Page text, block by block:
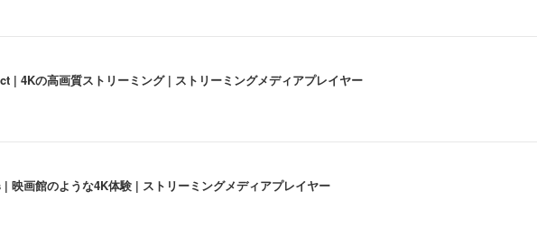
4Kの高画質ストリーミング | ストリーミングメディアプレイヤー
画館のような4K体験 | ストリーミングメディアプレイヤー